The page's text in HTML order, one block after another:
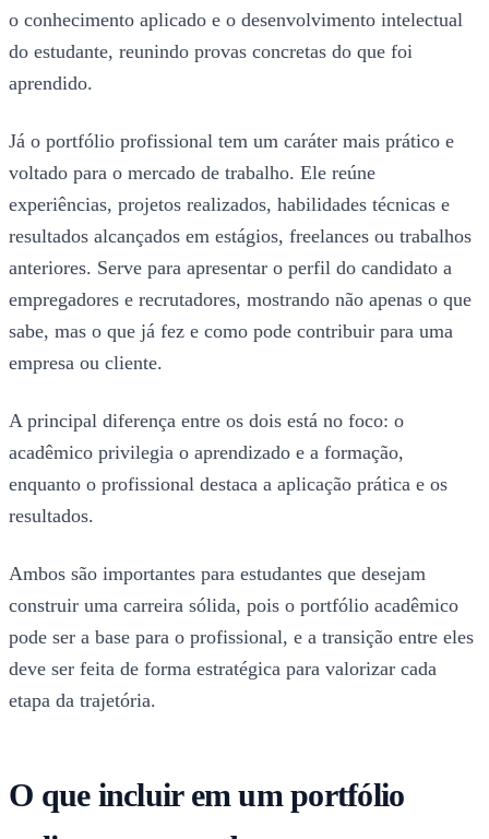
o conhecimento aplicado e o desenvolvimento intelectual
do estudante, reunindo provas concretas do que foi
aprendido.
Já o portfólio profissional tem um caráter mais prático e
voltado para o mercado de trabalho. Ele reúne
experiências, projetos realizados, habilidades técnicas e
resultados alcançados em estágios, freelances ou trabalhos
anteriores. Serve para apresentar o perfil do candidato a
empregadores e recrutadores, mostrando não apenas o que
sabe, mas o que já fez e como pode contribuir para uma
empresa ou cliente.
A principal diferença entre os dois está no foco: o
acadêmico privilegia o aprendizado e a formação,
enquanto o profissional destaca a aplicação prática e os
resultados.
Ambos são importantes para estudantes que desejam
construir uma carreira sólida, pois o portfólio acadêmico
pode ser a base para o profissional, e a transição entre eles
deve ser feita de forma estratégica para valorizar cada
etapa da trajetória.
O que incluir em um portfólio